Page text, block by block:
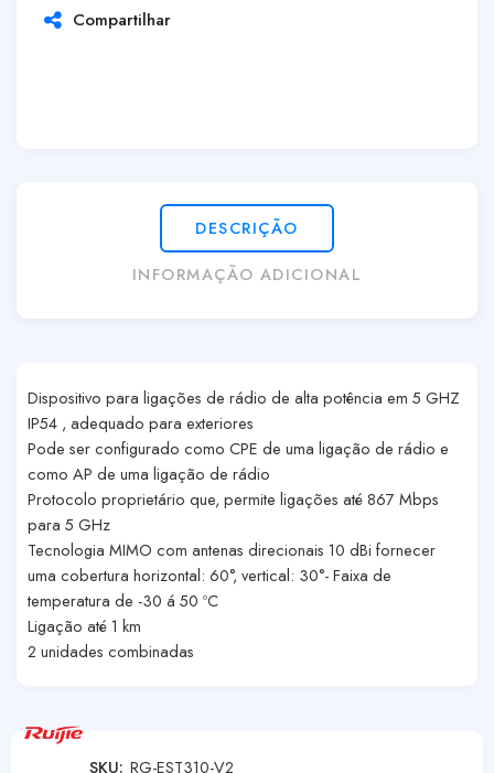
Compartilhar
DESCRIÇÃO
INFORMAÇÃO ADICIONAL
Dispositivo para ligações de rádio de alta potência em 5 GHZ
IP54 , adequado para exteriores
Pode ser configurado como CPE de uma ligação de rádio e
como AP de uma ligação de rádio
Protocolo proprietário que, permite ligações até 867 Mbps
para 5 GHz
Tecnologia MIMO com antenas direcionais 10 dBi fornecer
uma cobertura horizontal: 60°, vertical: 30°- Faixa de
temperatura de -30 á 50 ºC
Ligação até 1 km
2 unidades combinadas
SKU: RG-EST310-V2